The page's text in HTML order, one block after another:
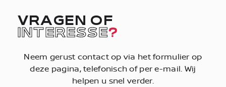
VRAGEN OF
INTERESSE?
Neem gerust contact op via het formulier op
deze pagina, telefonisch of per e-mail. Wij
helpen u snel verder.